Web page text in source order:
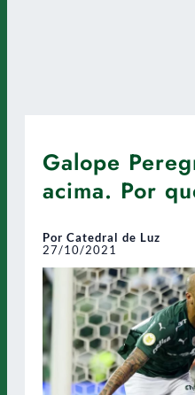
Galope
acima. Por
Por Catedral de Luz
27/10/2021